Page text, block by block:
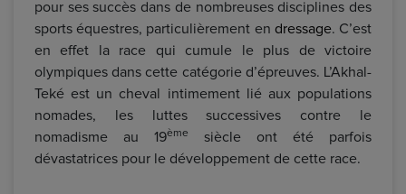
pour ses succès dans de nombreuses disciplines des
sports équestres, particulièrement en dressage. C’est
en effet la race qui cumule le plus de victoire
olympiques dans cette catégorie d’épreuves. L’Akhal-
Teké est un cheval intimement lié aux populations
nomades, les luttes successives contre le
nomadisme au 19ème
siècle ont été parfois
dévastatrices pour le développement de cette race.